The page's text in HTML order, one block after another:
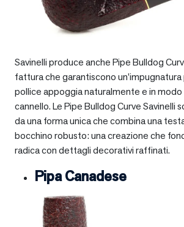
Savinelli produce anche Pipe Bulldog
fattura che garantiscono
pollice appoggia naturalmente e in
cannello. Le Pipe Bulldog Curve Savinelli
da una forma unica che combina una
bocchino robusto: una creazione che
radica con dettagli decorativi raffinati.
Pipa Canadese